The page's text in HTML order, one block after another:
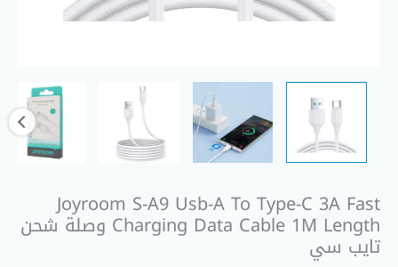
Joyroom S-A9 Usb-A To Type-C 3A Fast
Charging Data Cable 1M Length وصلة شحن
تايب سي
Length
تايب